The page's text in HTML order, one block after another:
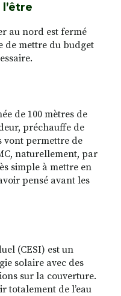
au nord est fermé
de mettre du budget
de 100 mètres de
préchauffe de
vont permettre de
naturellement, par
simple à mettre en
pensé avant les
(CESI) est un
solaire avec des
sur la couverture.
totalement de l’eau